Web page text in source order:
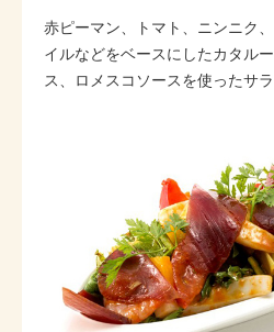
赤ピーマン、トマト、ニンニク
イルなどをベースにしたカタル
ス、ロメスコソースを使ったサラ